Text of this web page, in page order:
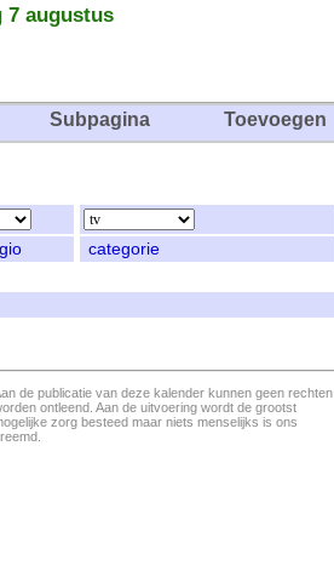
7 augustus
Subpagina Toevoegen
categorie
de publicatie van deze kalender kunnen geen rechten
ontleend. Aan de uitvoering wordt de grootst
zorg besteed maar niets menselijks is ons